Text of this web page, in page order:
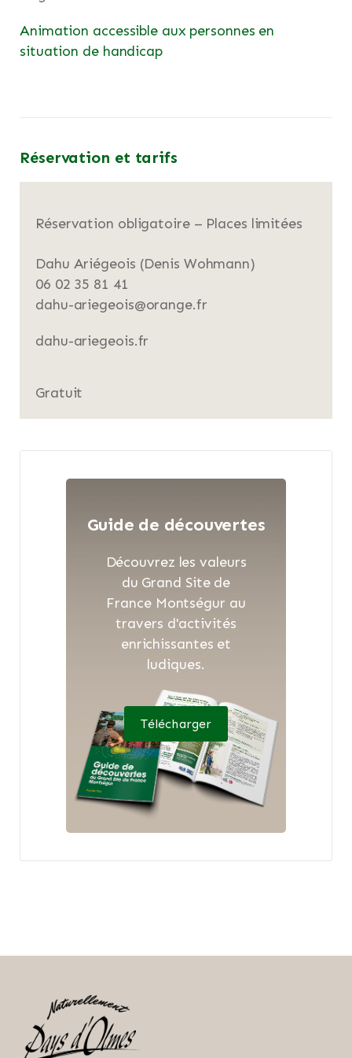
Animation accessible aux personnes en
situation de handicap
Réservation et tarifs
Réservation obligatoire – Places limitées
Dahu Ariégeois (Denis Wohmann)
06 02 35 81 41
dahu-ariegeois@orange.fr
dahu-ariegeois.fr
Gratuit
Guide de découvertes
Découvrez les valeurs
du Grand Site de
France Montségur au
travers d'activités
enrichissantes et
ludiques.
Télécharger